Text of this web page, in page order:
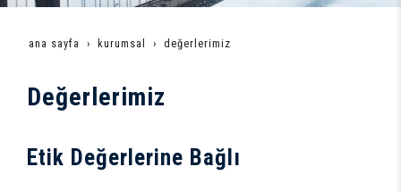
ana sayfa kurumsal değerlerimiz
Değerlerimiz
Etik Değerlerine Bağlı